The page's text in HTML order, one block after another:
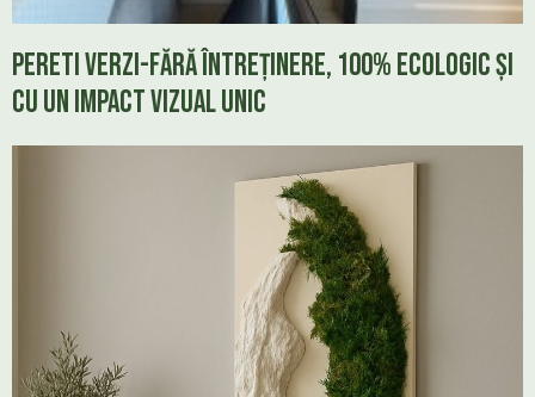
Pereti verzi-Fără întreținere, 100% ecologic și
cu un impact vizual unic